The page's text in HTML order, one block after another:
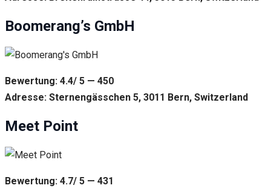
Boomerang’s GmbH
Bewertung: 4.4/ 5 — 450
Adresse: Sternengässchen 5, 3011 Bern, Switzerland
Meet Point
Bewertung: 4.7/ 5 — 431